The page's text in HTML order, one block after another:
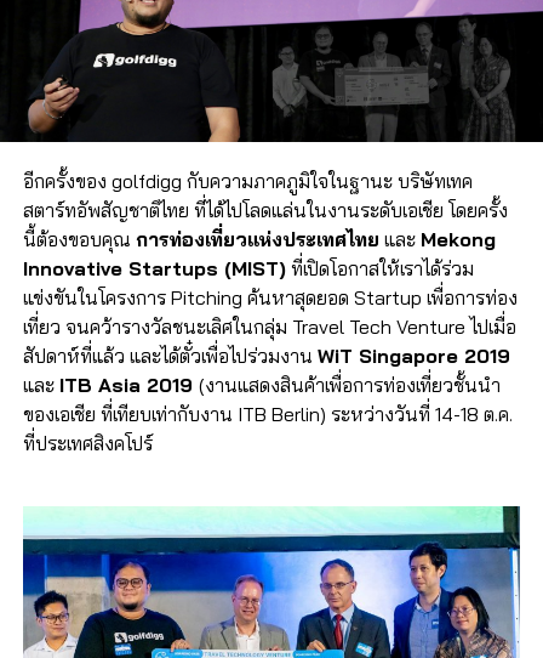
อีกครั้งของ golfdigg กับความภาคภูมิใจในฐานะ บริษัทเทค
สตาร์ทอัพสัญชาติไทย ที่ได้ไปโลดแล่นในงานระดับเอเชีย โดยครั้ง
นี้ต้องขอบคุณ การท่องเที่ยวแห่งประเทศไทย และ Mekong
Innovative Startups (MIST)ที่เปิดโอกาสให้เราได้ร่วม
แข่งขันในโครงการ Pitching ค้นหาสุดยอด Startup เพื่อการท่อง
เที่ยว จนคว้ารางวัลชนะเลิศในกลุ่ม Travel Tech Venture ไปเมื่อ
สัปดาห์ที่แล้ว และได้ตั๋วเพื่อไปร่วมงาน WiT Singapore 2019
และ ITB Asia 2019 (งานแสดงสินค้าเพื่อการท่องเที่ยวชั้นนำ
ของเอเชีย ที่เทียบเท่ากับงาน ITB Berlin) ระหว่างวันที่ 14-18 ต.ค.
ที่ประเทศสิงคโปร์